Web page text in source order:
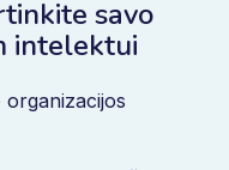
savo
intelektui